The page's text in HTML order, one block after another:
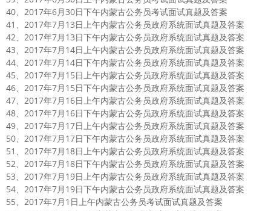
40、2017年6月30日下午内蒙古公务员考试面试真题及答案
41、2017年7月13日上午内蒙古公务员政府系统面试真题及答案
42、2017年7月13日下午内蒙古公务员政府系统面试真题及答案
43、2017年7月14日上午内蒙古公务员政府系统面试真题及答案
44、2017年7月14日下午内蒙古公务员政府系统面试真题及答案
45、2017年7月15日上午内蒙古公务员政府系统面试真题及答案
46、2017年7月15日下午内蒙古公务员政府系统面试真题及答案
47、2017年7月16日上午内蒙古公务员政府系统面试真题及答案
48、2017年7月16日下午内蒙古公务员政府系统面试真题及答案
49、2017年7月17日上午内蒙古公务员政府系统面试真题及答案
50、2017年7月17日下午内蒙古公务员政府系统面试真题及答案
51、2017年7月18日上午内蒙古公务员政府系统面试真题及答案
52、2017年7月18日下午内蒙古公务员政府系统面试真题及答案
53、2017年7月19日上午内蒙古公务员政府系统面试真题及答案
54、2017年7月19日下午内蒙古公务员政府系统面试真题及答案
55、2017年7月1日上午内蒙古公务员考试面试真题及答案